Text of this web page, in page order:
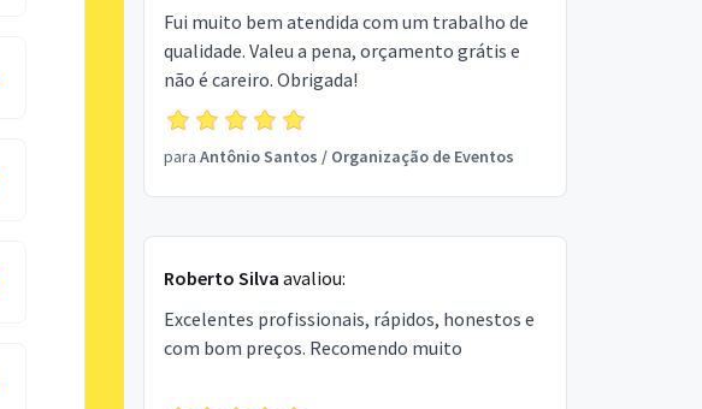
Fui muito bem atendida com um trabalho de
qualidade. Valeu a pena, orçamento grátis e
não é careiro. Obrigada!
para Antônio Santos / Organização de Eventos
Roberto Silva avaliou:
Excelentes profissionais, rápidos, honestos e
com bom preços. Recomendo muito